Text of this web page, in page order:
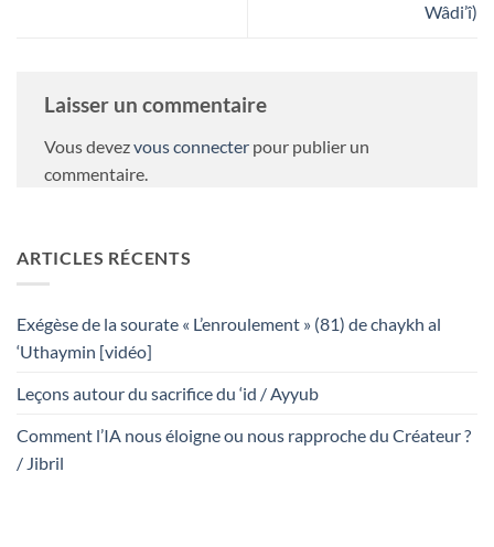
Wâdi’î)
Laisser un commentaire
Vous devezvous connecter pour publier un
commentaire.
ARTICLES RÉCENTS
Exégèse de la sourate « L’enroulement » (81) de chaykh al
‘Uthaymin [vidéo]
Leçons autour du sacrifice du ‘id / Ayyub
Comment l’IA nous éloigne ou nous rapproche du Créateur ?
/ Jibril